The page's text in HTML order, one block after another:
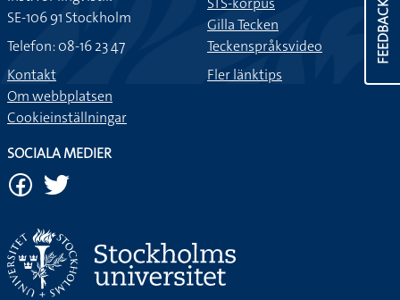
FEEDBACK
SE-106 91 Stockholm
Telefon: 08-16 23 47
Kontakt
Om webbplatsen
Cookieinställningar
Gilla Tecken
Teckenspråksvideo
Fler länktips
SOCIALA MEDIER